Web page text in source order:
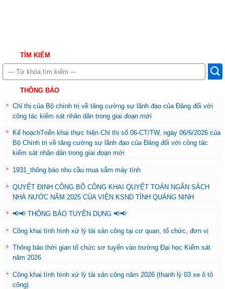
TÌM KIẾM
THÔNG BÁO
Chỉ thị của Bộ chính trị về tăng cường sự lãnh đạo của Đảng đối với
công tác kiểm sát nhân dân trong giai đoạn mới
Kế hoạchTriển khai thực hiện Chỉ thị số 06-CT/TW, ngày 06/6/2026 của
Bộ Chính trị về tăng cường sự lãnh đạo của Đảng đối với công tác
kiểm sát nhân dân trong giai đoạn mới
1931_thông báo nhu cầu mua sắm máy tính
QUYẾT ĐỊNH CÔNG BỐ CÔNG KHAI QUYẾT TOÁN NGÂN SÁCH
NHÀ NƯỚC NĂM 2025 CỦA VIỆN KSND TỈNH QUẢNG NINH
📢📢 THÔNG BÁO TUYỂN DỤNG 📢📢
Công khai tình hình xử lý tài sản công tại cơ quan, tổ chức, đơn vị
Thông báo thời gian tổ chức sơ tuyển vào trường Đại học Kiểm sát
năm 2026
Công khai tình hình xử lý tài sản công năm 2026 (thanh lý 03 xe ô tô
công)